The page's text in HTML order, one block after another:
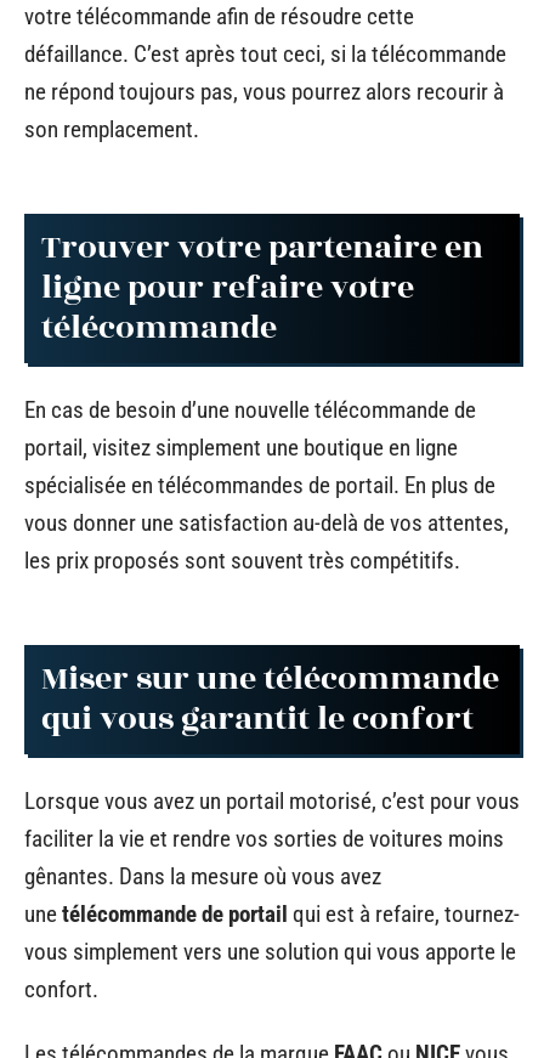
votre télécommande afin de résoudre cette
défaillance. C’est après tout ceci, si la télécommande
ne répond toujours pas, vous pourrez alors recourir à
son remplacement.
Trouver votre partenaire en
ligne pour refaire votre
télécommande
En cas de besoin d’une nouvelle télécommande de
portail, visitez simplement une boutique en ligne
spécialisée en télécommandes de portail. En plus de
vous donner une satisfaction au-delà de vos attentes,
les prix proposés sont souvent très compétitifs.
Miser sur une télécommande
qui vous garantit le confort
Lorsque vous avez un portail motorisé, c’est pour vous
faciliter la vie et rendre vos sorties de voitures moins
gênantes. Dans la mesure où vous avez
unetélécommande de portail qui est à refaire, tournez-
vous simplement vers une solution qui vous apporte le
confort.